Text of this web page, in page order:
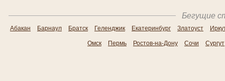
Бегущие
Абакан Барнаул Братск Геленджик Екатеринбург Златоуст
Омск Пермь Ростов-на-Дону Сочи Сургут